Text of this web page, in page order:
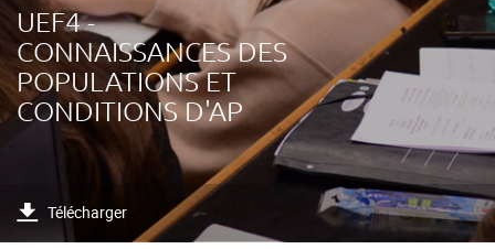
UEF4 -
CONNAISSANCES DES
POPULATIONS ET
CONDITIONS D'AP
Télécharger